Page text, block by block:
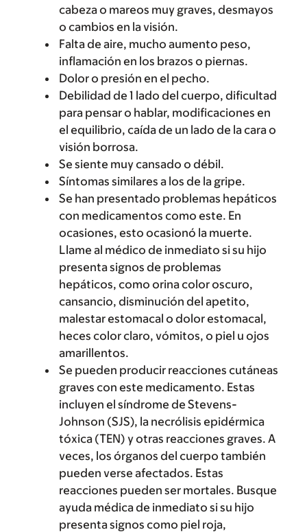
cabeza o mareos muy graves, desmayos
o cambios en la visión.
Falta de aire, mucho aumento peso,
inflamación en los brazos o piernas.
Dolor o presión en el pecho.
Debilidad de 1 lado del cuerpo, dificultad
para pensar o hablar, modificaciones en
el equilibrio, caída de un lado de la cara o
visión borrosa.
Se siente muy cansado o débil.
Síntomas similares a los de la gripe.
Se han presentado problemas hepáticos
con medicamentos como este. En
ocasiones, esto ocasionó la muerte.
Llame al médico de inmediato si su hijo
presenta signos de problemas
hepáticos, como orina color oscuro,
cansancio, disminución del apetito,
malestar estomacal o dolor estomacal,
heces color claro, vómitos, o piel u ojos
amarillentos.
Se pueden producir reacciones cutáneas
graves con este medicamento. Estas
incluyen el síndrome de Stevens-
Johnson (SJS), la necrólisis epidérmica
tóxica (TEN) y otras reacciones graves. A
veces, los órganos del cuerpo también
pueden verse afectados. Estas
reacciones pueden ser mortales. Busque
ayuda médica de inmediato si su hijo
presenta signos como piel roja,